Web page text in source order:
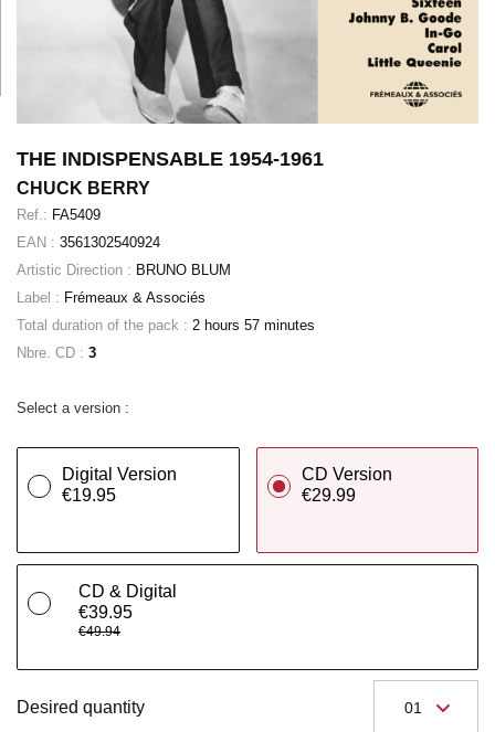
THE INDISPENSABLE 1954-1961
CHUCK BERRY
Ref.: FA5409
EAN : 3561302540924
Artistic Direction : BRUNO BLUM
Label : Frémeaux & Associés
Total duration of the pack : 2 hours 57 minutes
Nbre. CD : 3
Select a version :
Digital Version
€19.95
CD Version
€29.99
CD & Digital
€39.95
€49.94
Desired quantity